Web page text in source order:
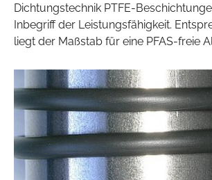
Dichtungstechnik PTFE-
Inbegriff der Leistungsfähigkeit.
liegt der Maßstab für eine PFAS-freie